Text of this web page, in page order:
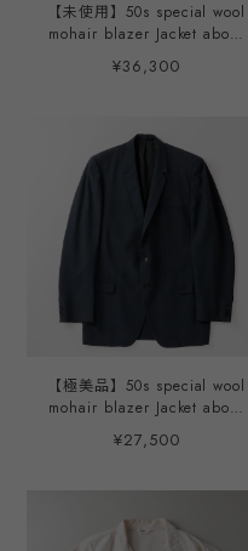
【未使用】50s special wool
mohair blazer Jacket about
size43 made in USA dead
stock／ 50年代 ヴィンテー
実寸L~XL USA製 デッドスト
¥36,300
【極美品】50s special wool
mohair blazer Jacket about
size41 made in USA mint
condition／ 50年代 ヴィン
ザー ジャケット 実寸サイズ
¥27,500